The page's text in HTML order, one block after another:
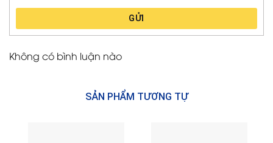
GỬI
Không có bình luận nào
SẢN PHẨM TƯƠNG TỰ